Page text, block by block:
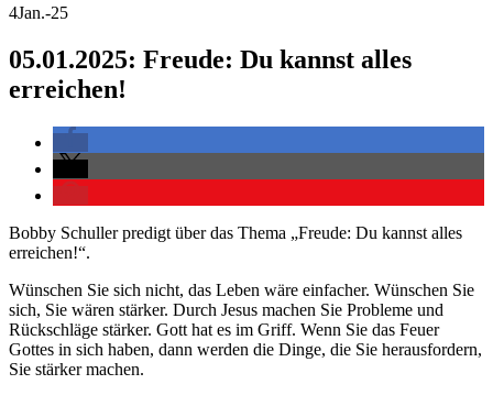
4Jan.-25
05.01.2025: Freude: Du kannst alles
erreichen!
Bobby Schuller predigt über das Thema „Freude: Du kannst alles
erreichen!“.
Wünschen Sie sich nicht, das Leben wäre einfacher. Wünschen Sie
sich, Sie wären stärker. Durch Jesus machen Sie Probleme und
Rückschläge stärker. Gott hat es im Griff. Wenn Sie das Feuer
Gottes in sich haben, dann werden die Dinge, die Sie herausfordern,
Sie stärker machen.